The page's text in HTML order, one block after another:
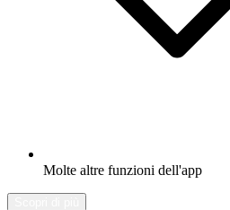
Molte altre funzioni dell'app